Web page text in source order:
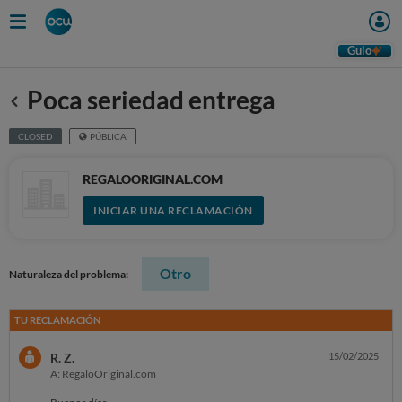
Guio
Anterior
Poca seriedad entrega
CLOSED PÚBLICA
REGALOORIGINAL.COM
INICIAR UNA RECLAMACIÓN
Naturaleza del problema: Otro
TU RECLAMACIÓN
R. Z.
A: RegaloOriginal.com
15/02/2025